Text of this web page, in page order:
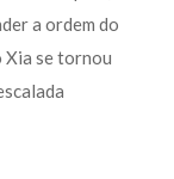
a ordem do
Xia se tornou